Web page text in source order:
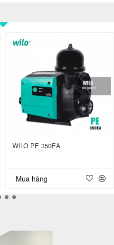
WILO PE 350EA
Mua hàng